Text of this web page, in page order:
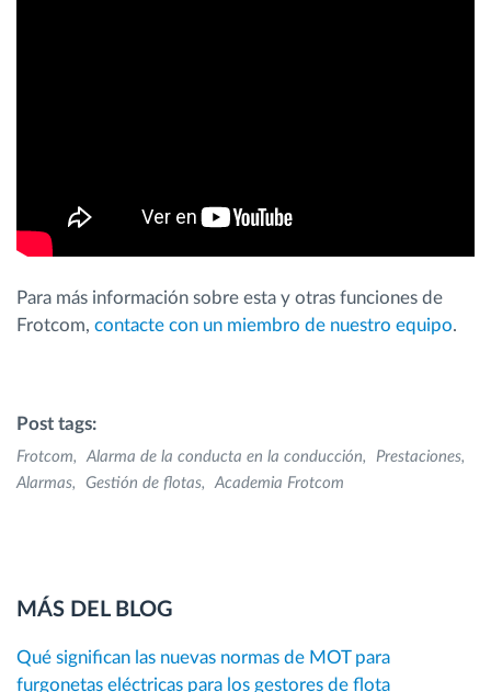
Para más información sobre esta y otras funciones de
Frotcom, contacte con un miembro de nuestro equipo.
Post tags:
Frotcom Alarma de la conducta en la conducción
Prestaciones
Alarmas
Gestión de flotas Academia Frotcom
MÁS DEL BLOG
Qué significan las nuevas normas de MOT para
furgonetas eléctricas para los gestores de flota